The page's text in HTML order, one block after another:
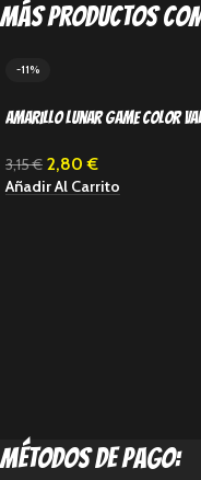
Más productos
-11%
Amarillo lunar Game Color
3,15€ 2,80€
Añadir Al Carrito
métodos de pago: